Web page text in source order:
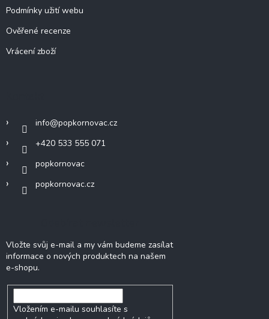
Podmínky užití webu
Ověřené recenze
Vrácení zboží
info@popkornovac.cz
+420 533 555 071
popkornovac
popkornovac.cz
Vložte svůj e-mail a my vám budeme zasílat
informace o nových produktech na našem
e-shopu.
Vložením e-mailu souhlasíte s